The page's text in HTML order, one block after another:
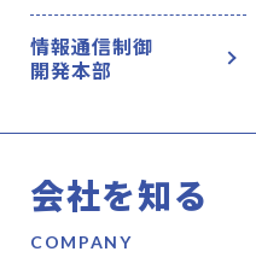
情報通信制御
開発本部
会社を知る